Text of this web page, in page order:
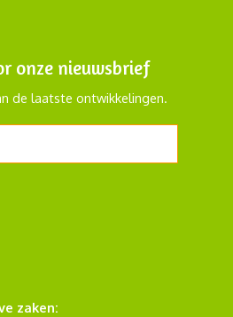
onze nieuwsbrief
de laatste ontwikkelingen.
zaken: